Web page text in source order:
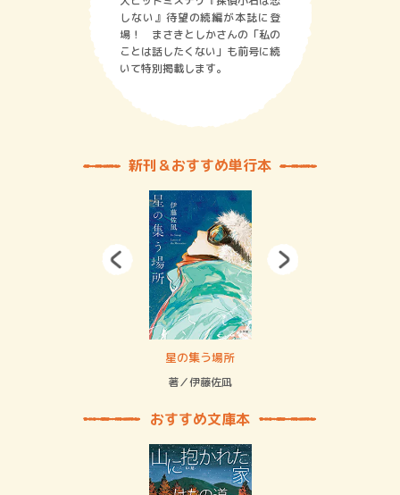
しない』待望の続編が本誌に登
場！ まさきとしかさんの「私の
ことは話したくない」も前号に続
いて特別掲載します。
新刊＆おすすめ単行本
星の集う場所
著／伊藤佐凪
おすすめ文庫本